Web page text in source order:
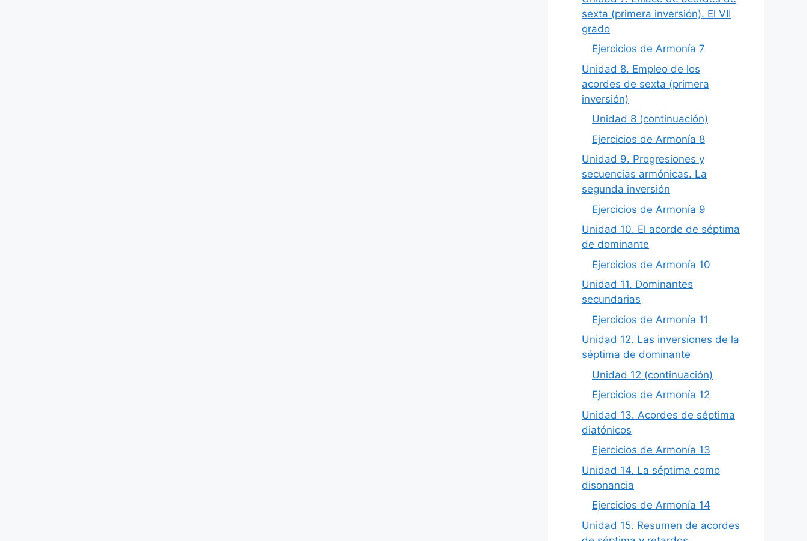
sexta (primera inversión). El VII
grado
Ejercicios de Armonía 7
Unidad 8. Empleo de los
acordes de sexta (primera
inversión)
Unidad 8 (continuación)
Ejercicios de Armonía 8
Unidad 9. Progresiones y
secuencias armónicas. La
segunda inversión
Ejercicios de Armonía 9
Unidad 10. El acorde de séptima
de dominante
Ejercicios de Armonía 10
Unidad 11. Dominantes
secundarias
Ejercicios de Armonía 11
Unidad 12. Las inversiones de la
séptima de dominante
Unidad 12 (continuación)
Ejercicios de Armonía 12
Unidad 13. Acordes de séptima
diatónicos
Ejercicios de Armonía 13
Unidad 14. La séptima como
disonancia
Ejercicios de Armonía 14
Unidad 15. Resumen de acordes